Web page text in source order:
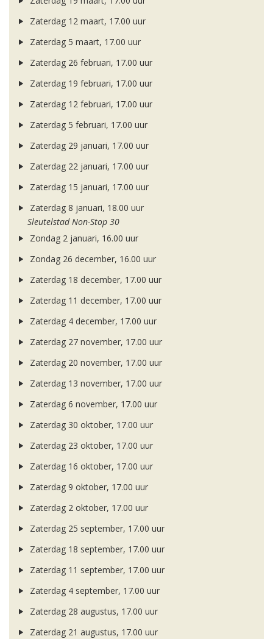
Zaterdag 12 maart, 17.00 uur
Zaterdag 5 maart, 17.00 uur
Zaterdag 26 februari, 17.00 uur
Zaterdag 19 februari, 17.00 uur
Zaterdag 12 februari, 17.00 uur
Zaterdag 5 februari, 17.00 uur
Zaterdag 29 januari, 17.00 uur
Zaterdag 22 januari, 17.00 uur
Zaterdag 15 januari, 17.00 uur
Zaterdag 8 januari, 18.00 uur
Sleutelstad Non-Stop 30
Zondag 2 januari, 16.00 uur
Zondag 26 december, 16.00 uur
Zaterdag 18 december, 17.00 uur
Zaterdag 11 december, 17.00 uur
Zaterdag 4 december, 17.00 uur
Zaterdag 27 november, 17.00 uur
Zaterdag 20 november, 17.00 uur
Zaterdag 13 november, 17.00 uur
Zaterdag 6 november, 17.00 uur
Zaterdag 30 oktober, 17.00 uur
Zaterdag 23 oktober, 17.00 uur
Zaterdag 16 oktober, 17.00 uur
Zaterdag 9 oktober, 17.00 uur
Zaterdag 2 oktober, 17.00 uur
Zaterdag 25 september, 17.00 uur
Zaterdag 18 september, 17.00 uur
Zaterdag 11 september, 17.00 uur
Zaterdag 4 september, 17.00 uur
Zaterdag 28 augustus, 17.00 uur
Zaterdag 21 augustus, 17.00 uur